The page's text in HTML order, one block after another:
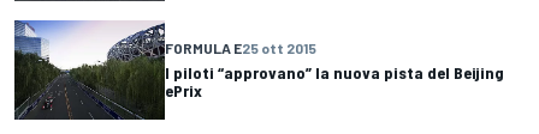
FORMULA E25 ott 2015
I piloti “approvano” la nuova pista del Beijing
ePrix